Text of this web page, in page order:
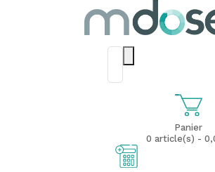
Panier
0 article(s) -